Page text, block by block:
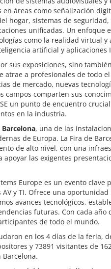
en áreas como señalización
hogar, sistemas de
unificadas. Un enfoque
como la realidad virtual y
artificial y aplicaciones
sus exposiciones, sino
atrae a profesionales de todo
de mercado, nuevas
campos comparten sus
un punto de encuentro
en la industria.
Barcelona, una de las
de Europa. La Fira de
de alto nivel, con una
las exigentes
Europe es un evento clave
y TI. Ofrece una oportunidad
avances tecnológicos,
futuras. Con cada año
de todo el mundo.
en los 4 días de la feria,
y 73891 visitantes de
Barcelona.